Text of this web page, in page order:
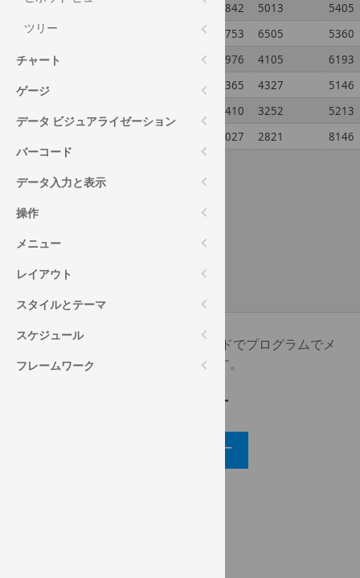
ツリー
チャート
ゲージ
データ ビジュアライゼーション
バーコード
データ入力と表示
操作
メニュー
レイアウト
スタイルとテーマ
スケジュール
フレームワーク
2007
2842 5013
5405
5477 4753 6505
5360
2009
5226 6976 4105
6193
4914 4365 4327
5146
7410 3252
5213
4027 2821 8146
このサンプルは、ピボット グリッドでプログラムでメ
ンバーを展開する方法を紹介します。
コード ビュー
コード ビューアー